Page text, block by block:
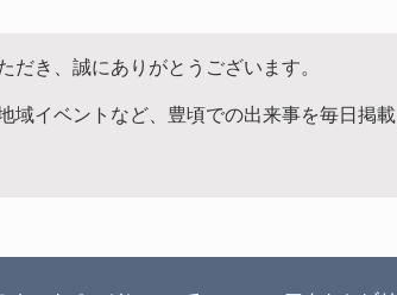
だき、誠にありがとうございます。
域イベントなど、豊頃での出来事を毎日掲載